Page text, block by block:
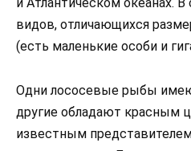
и Атлантическом океанах.
видов, отличающихся
(есть маленькие особи и
Одни лососевые рыбы
другие обладают красным
известным